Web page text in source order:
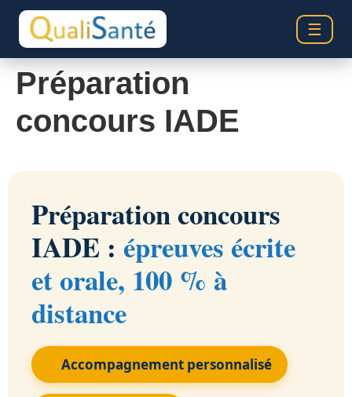
☰
Préparation
concours IADE
Préparation concours
IADE : épreuves écrite
et orale, 100 % à
distance
Accompagnement personnalisé